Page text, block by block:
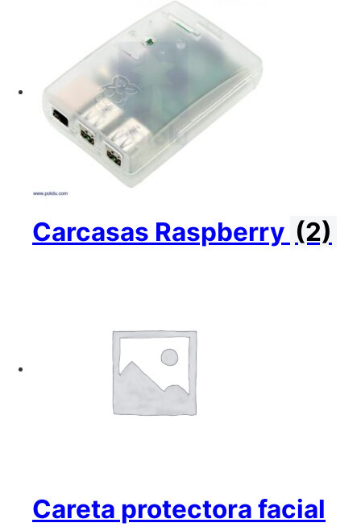
Carcasas Raspberry (2)
Careta protectora facial